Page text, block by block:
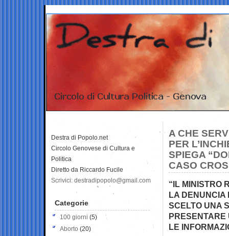
A CHE
PER
SPIEGA
CASO
“IL MINISTRO
LA DENUNCIA
SCELTO UNA
PRESENTARE
LE
Destra di Popolo.net
Circolo Genovese di Cultura e
Politica
Diretto da Riccardo Fucile
Scrivici: destradipopolo@gmail.com
Categorie
100 giorni (5)
Aborto (20)